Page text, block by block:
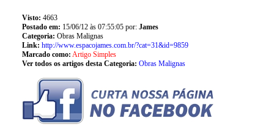
Visto: 4663
Postado em: 15/06/12 às 07:55:05 por: James
Categoria: Obras Malignas
Link: http://www.espacojames.com.br/?cat=31&id=9859
Marcado como: Artigo Simples
Ver todos os artigos desta Categoria: Obras Malignas